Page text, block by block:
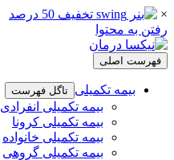
×
رفتن به محتوا
فهرست اصلی
بیمه تکمیلی تاگل فهرست
بیمه تکمیلی انفرادی
بیمه تکمیلی کرونا
بیمه تکمیلی خانواده
بیمه تکمیلی گروهی